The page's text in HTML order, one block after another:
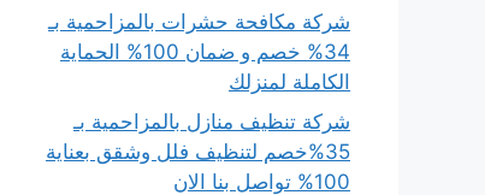
شركة مكافحة حشرات بالمزاحمية بـ
34% خصم و ضمان 100% الحماية
الكاملة لمنزلك
شركة تنظيف منازل بالمزاحمية بـ
35%خصم لتنظيف فلل وشقق بعناية
100% تواصل بنا الان